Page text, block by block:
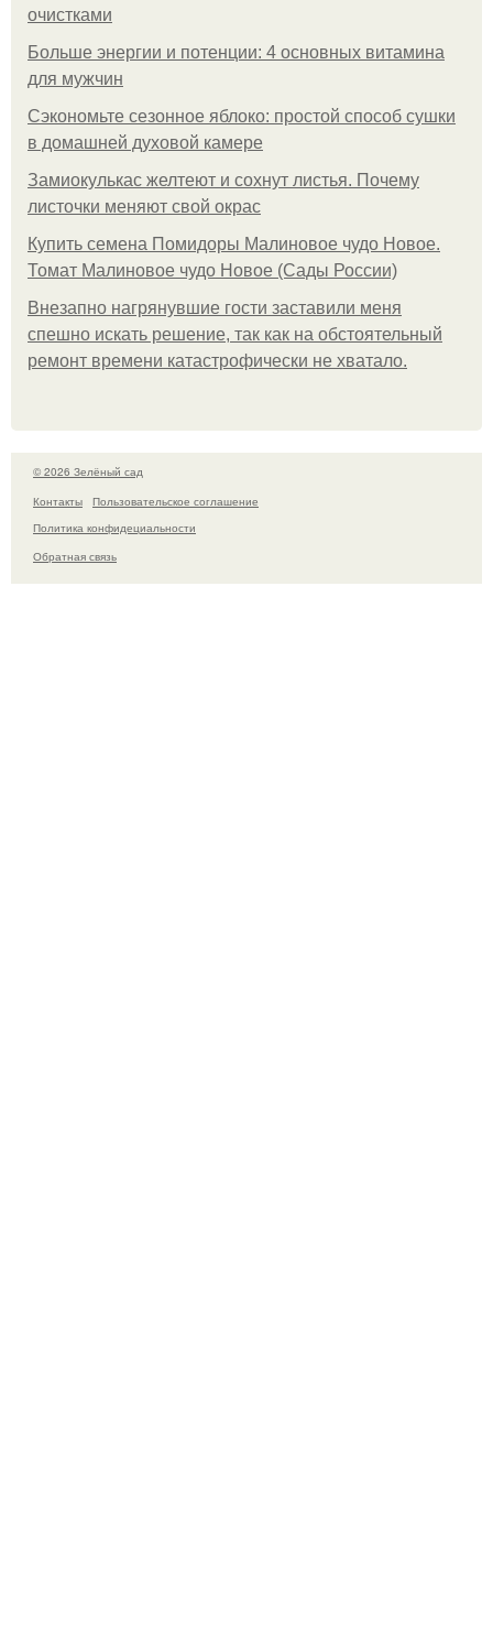
очистками
Больше энергии и потенции: 4 основных витамина
для мужчин
Сэкономьте сезонное яблоко: простой способ сушки
в домашней духовой камере
Замиокулькас желтеют и сохнут листья. Почему
листочки меняют свой окрас
Купить семена Помидоры Малиновое чудо Новое.
Томат Малиновое чудо Новое (Сады России)
Внезапно нагрянувшие гости заставили меня
спешно искать решение, так как на обстоятельный
ремонт времени катастрофически не хватало.
© 2026 Зелёный сад
Контакты
Пользовательское соглашение
Политика конфидециальности
Обратная связь